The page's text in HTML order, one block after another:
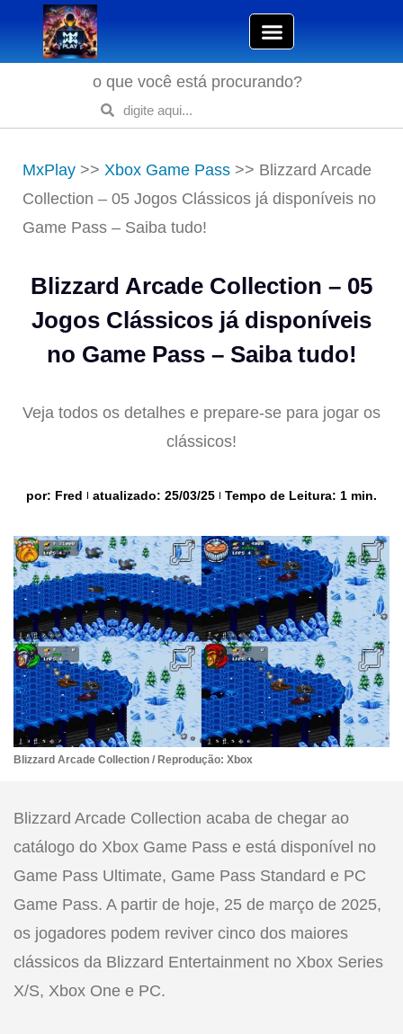
o que você está procurando?
MxPlay >> Xbox Game Pass >> Blizzard Arcade
Collection – 05 Jogos Clássicos já disponíveis no
Game Pass – Saiba tudo!
Blizzard Arcade Collection – 05
Jogos Clássicos já disponíveis
no Game Pass – Saiba tudo!
Veja todos os detalhes e prepare-se para jogar os
clássicos!
por: Fred atualizado: 25/03/25 Tempo de Leitura: 1 min.
Blizzard Arcade Collection / Reprodução: Xbox
Blizzard Arcade Collection acaba de chegar ao
catálogo do Xbox Game Pass e está disponível no
Game Pass Ultimate, Game Pass Standard e PC
Game Pass. A partir de hoje, 25 de março de 2025,
os jogadores podem reviver cinco dos maiores
clássicos da Blizzard Entertainment no Xbox Series
X/S, Xbox One e PC.